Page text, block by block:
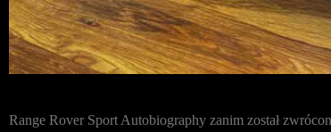
Range Rover Sport Autobiography zanim został